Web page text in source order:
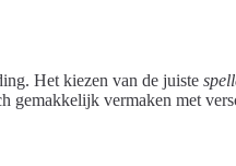
Het kiezen van de juiste
gemakkelijk vermaken met